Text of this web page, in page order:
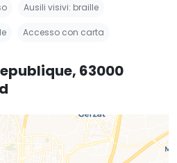
Ausili visivi: braille
Accesso con carta
63000